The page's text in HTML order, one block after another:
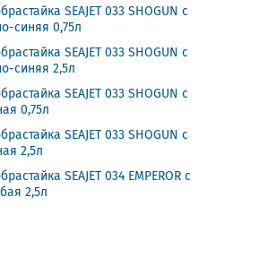
SEAJET 033 SHOGUN с
синяя 0,75л
SEAJET 033 SHOGUN с
синяя 2,5л
SEAJET 033 SHOGUN с
0,75л
SEAJET 033 SHOGUN с
2,5л
SEAJET 034 EMPEROR с
2,5л